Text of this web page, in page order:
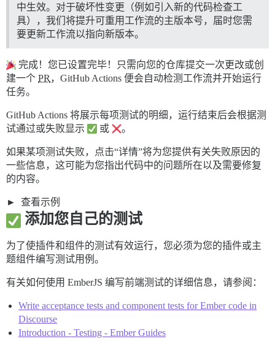
中生效。对于破坏性变更（例如引入新的代码检查工
具），我们将提升可重用工作流的主版本号，届时您需
要更新工作流以指向新版本。
完成！您已设置完毕！只需向您的仓库提交一次更改或创
建一个 PR，GitHub Actions 便会自动检测工作流并开始运行
任务。
GitHub Actions 将展示每项测试的明细，运行结束后会根据测
试通过或失败显示
或 。
如果某项测试失败，点击“详情”将为您提供有关失败原因的
一些信息，这可能为您指出代码中的问题所在以及需要修复
的内容。
查看示例
添加您自己的测试
为了使插件和组件的测试有效运行，您必须为您的插件或主
题组件编写测试用例。
有关如何使用 EmberJS 编写前端测试的详细信息，请参阅：
Write acceptance tests and component tests for Ember code in
Discourse
Introduction - Testing - Ember Guides